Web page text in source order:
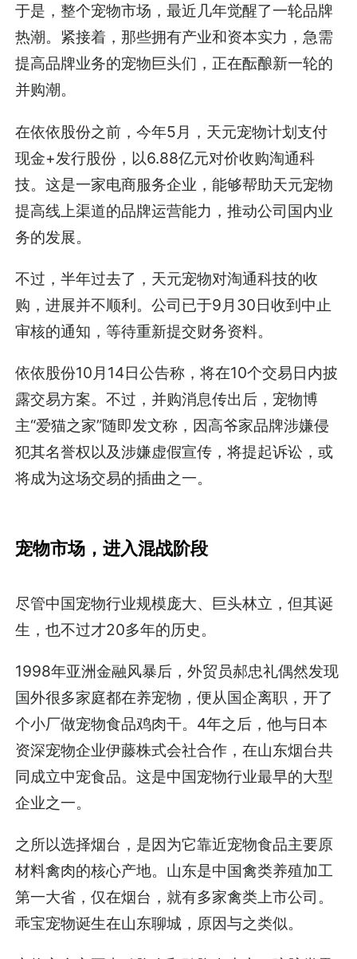
于是，整个宠物市场，最近几年觉醒了一轮品牌
热潮。紧接着，那些拥有产业和资本实力，急需
提高品牌业务的宠物巨头们，正在酝酿新一轮的
并购潮。
在依依股份之前，今年5月，天元宠物计划支付
现金+发行股份，以6.88亿元对价收购淘通科
技。这是一家电商服务企业，能够帮助天元宠物
提高线上渠道的品牌运营能力，推动公司国内业
务的发展。
不过，半年过去了，天元宠物对淘通科技的收
购，进展并不顺利。公司已于9月30日收到中止
审核的通知，等待重新提交财务资料。
依依股份10月14日公告称，将在10个交易日内披
露交易方案。不过，并购消息传出后，宠物博
主“爱猫之家”随即发文称，因高爷家品牌涉嫌侵
犯其名誉权以及涉嫌虚假宣传，将提起诉讼，或
将成为这场交易的插曲之一。
宠物市场，进入混战阶段
尽管中国宠物行业规模庞大、巨头林立，但其诞
生，也不过才20多年的历史。
1998年亚洲金融风暴后，外贸员郝忠礼偶然发现
国外很多家庭都在养宠物，便从国企离职，开了
个小厂做宠物食品鸡肉干。4年之后，他与日本
资深宠物企业伊藤株式会社合作，在山东烟台共
同成立中宠食品。这是中国宠物行业最早的大型
企业之一。
之所以选择烟台，是因为它靠近宠物食品主要原
材料禽肉的核心产地。山东是中国禽类养殖加工
第一大省，仅在烟台，就有多家禽类上市公司。
乖宝宠物诞生在山东聊城，原因与之类似。